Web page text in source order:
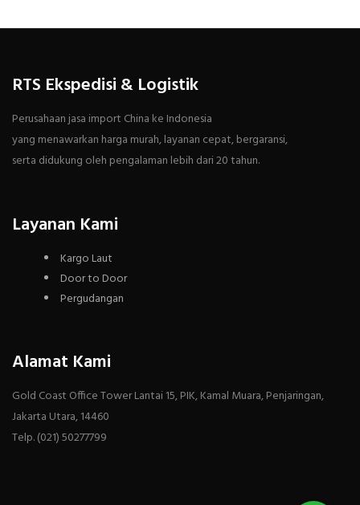
RTS Ekspedisi & Logistik
Perusahaan jasa import China ke Indonesia
yang menawarkan harga murah, layanan cepat, bergaransi,
serta didukung oleh pengalaman lebih dari 20 tahun.
Layanan Kami
Kargo Laut
Door to Door
Pergudangan
Alamat Kami
Gold Coast Office Tower Lantai 15, PIK, Kamal Muara, Penjaringan,
Jakarta Utara, 14460
Telp. (021) 50277799